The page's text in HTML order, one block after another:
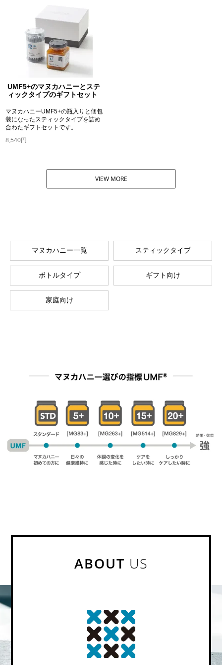
UMF5+のマヌカハニーとステ
ィックタイプのギフトセット
マヌカハニーUMF5+の瓶入りと個包
装になったスティックタイプを詰め
合わたギフトセットです。
8,540円
VIEW MORE
マヌカハニー一覧 スティックタイプ
ボトルタイプ ギフト向け
家庭向け
ABOUT US